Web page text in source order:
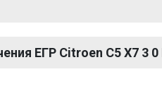
ЕГР Citroen C5 X7 3 0